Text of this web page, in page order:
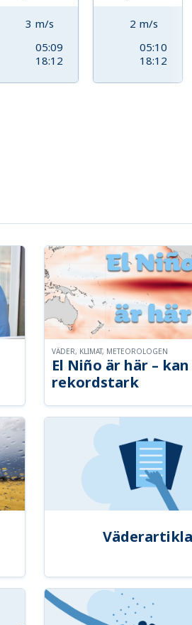
3 m/s
05:09
18:12
2 m/s
05:10
18:12
El Niño är här –
rekordstark
VÄDER, KLIMAT, METEOROLOGEN